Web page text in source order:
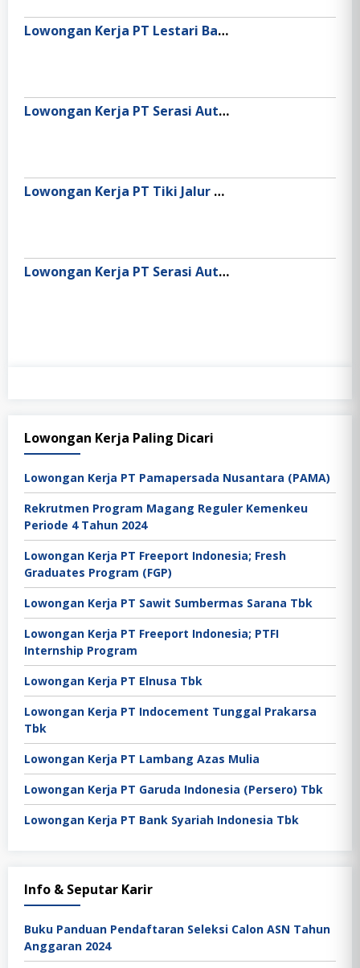
Lowongan Kerja PT Lestari Banten Energi
Lowongan Kerja PT Serasi Autoraya (member of ASTRA)
Lowongan Kerja PT Tiki Jalur Nugraha Ekakurir (JNE)
Lowongan Kerja PT Serasi Autoraya (SERA)
Lowongan Kerja Paling Dicari
Lowongan Kerja PT Pamapersada Nusantara (PAMA)
Rekrutmen Program Magang Reguler Kemenkeu
Periode 4 Tahun 2024
Lowongan Kerja PT Freeport Indonesia; Fresh
Graduates Program (FGP)
Lowongan Kerja PT Sawit Sumbermas Sarana Tbk
Lowongan Kerja PT Freeport Indonesia; PTFI
Internship Program
Lowongan Kerja PT Elnusa Tbk
Lowongan Kerja PT Indocement Tunggal Prakarsa
Tbk
Lowongan Kerja PT Lambang Azas Mulia
Lowongan Kerja PT Garuda Indonesia (Persero) Tbk
Lowongan Kerja PT Bank Syariah Indonesia Tbk
Info & Seputar Karir
Buku Panduan Pendaftaran Seleksi Calon ASN Tahun
Anggaran 2024